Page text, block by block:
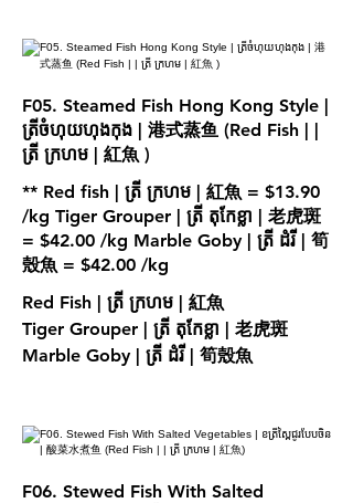
F05. Steamed Fish Hong Kong Style |
ត្រីចំហុយហុងកុង | 港式蒸鱼 (Red Fish | |
ត្រី ក្រហម | 紅魚 )
** Red fish | ត្រី ក្រហម | 紅魚 = $13.90
/kg Tiger Grouper | ត្រី តុកែខ្លា | 老虎斑
= $42.00 /kg Marble Goby | ត្រី ដំរី | 筍
Red Fish | ត្រី ក្រហម | 紅魚
Tiger Grouper | ត្រី តុកែខ្លា | 老虎斑
Marble Goby | ត្រី ដំរី | 筍殼魚
F06. Stewed Fish With Salted